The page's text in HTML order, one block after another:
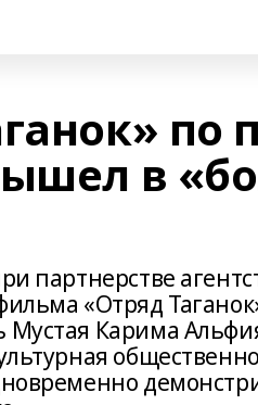
по
в
партнерстве
«Отряд
Карима